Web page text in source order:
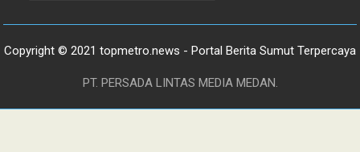
Copyright © 2021 topmetro.news - Portal Berita Sumut Terpercaya
PT. PERSADA LINTAS MEDIA MEDAN.